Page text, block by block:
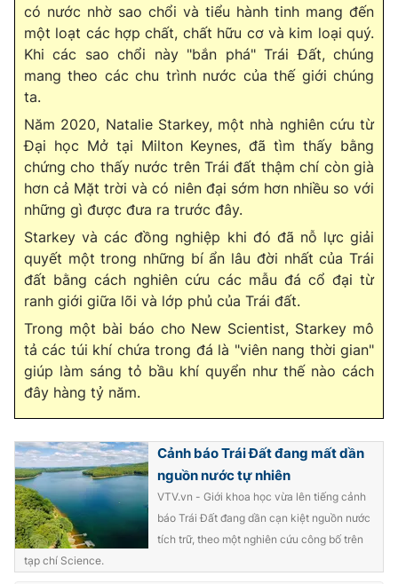
có nước nhờ sao chổi và tiểu hành tinh mang đến
một loạt các hợp chất, chất hữu cơ và kim loại quý.
Khi các sao chổi này "bắn phá" Trái Đất, chúng
mang theo các chu trình nước của thế giới chúng
ta.
Năm 2020, Natalie Starkey, một nhà nghiên cứu từ
Đại học Mở tại Milton Keynes, đã tìm thấy bằng
chứng cho thấy nước trên Trái đất thậm chí còn già
hơn cả Mặt trời và có niên đại sớm hơn nhiều so với
những gì được đưa ra trước đây.
Starkey và các đồng nghiệp khi đó đã nỗ lực giải
quyết một trong những bí ẩn lâu đời nhất của Trái
đất bằng cách nghiên cứu các mẫu đá cổ đại từ
ranh giới giữa lõi và lớp phủ của Trái đất.
Trong một bài báo cho New Scientist, Starkey mô
tả các túi khí chứa trong đá là "viên nang thời gian"
giúp làm sáng tỏ bầu khí quyển như thế nào cách
đây hàng tỷ năm.
Cảnh báo Trái Đất đang mất dần
nguồn nước tự nhiên
VTV.vn - Giới khoa học vừa lên tiếng cảnh
báo Trái Đất đang dần cạn kiệt nguồn nước
tích trữ, theo một nghiên cứu công bố trên
tạp chí Science.